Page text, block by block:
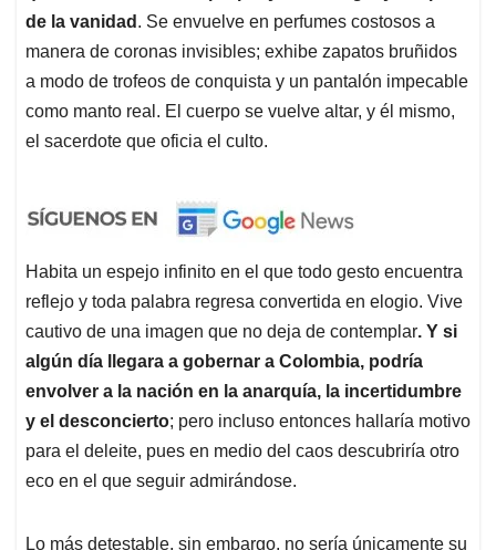
de la vanidad . Se envuelve en perfumes costosos a
manera de coronas invisibles; exhibe zapatos bruñidos
a modo de trofeos de conquista y un pantalón impecable
como manto real. El cuerpo se vuelve altar, y él mismo,
el sacerdote que oficia el culto.
Habita un espejo infinito en el que todo gesto encuentra
reflejo y toda palabra regresa convertida en elogio. Vive
cautivo de una imagen que no deja de contemplar. Y si
algún día llegara a gobernar a Colombia, podría
envolver a la nación en la anarquía, la incertidumbre
y el desconcierto; pero incluso entonces hallaría motivo
para el deleite, pues en medio del caos descubriría otro
eco en el que seguir admirándose.
Lo más detestable, sin embargo, no sería únicamente su